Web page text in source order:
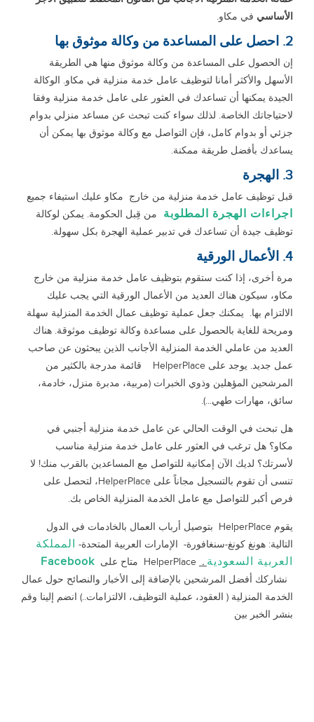
الأساسي في مكاو.
2. احصل على المساعدة من وكالة موثوق بها
إن الحصول على المساعدة من وكالة موثوق منها هي الطريقة
الأسهل والأكثر أمانا لتوظيف عامل خدمة منزلية في مكاو. الوكالة
الجيدة يمكنها أن تساعدك في العثور على عامل خدمة منزلية وفقا
لاحتياجاتك الخاصة. لذلك سواء كنت تبحث عن مساعد منزلي بدوام
جزئي أو بدوام كامل، فإن التواصل مع وكالة موثوق بها يمكن أن
يساعدك بأفضل طريقة ممكنة.
3. الهجرة
قبل توظيف عامل خدمة منزلية من خارج مكاو عليك استيفاء جميع
اجراءات الهجرة المطلوبة
من قِبل الحكومة. يمكن لوكالة
توظيف جيدة أن تساعدك في تدبير عملية الهجرة بكل سهولة.
4. الأعمال الورقية
مرة أخرى، إذا كنت ستقوم بتوظيف عامل خدمة منزلية من خارج
مكاو، سيكون هناك العديد من الأعمال الورقية التي يجب عليك
الالتزام بها. يمكنك جعل عملية توظيف عمال الخدمة المنزلية سهلة
ومريحة للغاية بالحصول على مساعدة وكالة توظيف موثوقة. هناك
العديد من عاملي الخدمة المنزلية الأجانب الذين يبحثون عن صاحب
عمل جديد. يوجد على HelperPlace قائمة مدرجة بالكثير من
المرشحين المؤهلين وذوي الخبرات (مربية، مدبرة منزل، خادمة،
سائق، مهارات طهي...).
هل تبحث في الوقت الحالي عن عامل خدمة منزلية أجنبي في
مكاو؟ هل ترغب في العثور على عامل خدمة منزلية مناسب
لأسرتك؟ لديك الآن إمكانية للتواصل مع المساعدين بالقرب منك! لا
تنسى أن تقوم بالتسجيل مجاناً على HelperPlace، لتحصل على
فرص أكبر للتواصل مع عامل الخدمة المنزلية الخاص بك.
يقوم HelperPlace بتوصيل أرباب العمال بالخادمات في الدول
التالية: هونغ كونغ-سنغافورة- الإمارات العربية المتحدة- المملكة
العربية السعودية .
Facebook
نشاركك أفضل المرشحين بالإضافة إلى الأخبار والنصائح حول عمال
الخدمة المنزلية ( العقود، عملية التوظيف، الالتزامات..) انضم إلينا وقم
بنشر الخبر بين